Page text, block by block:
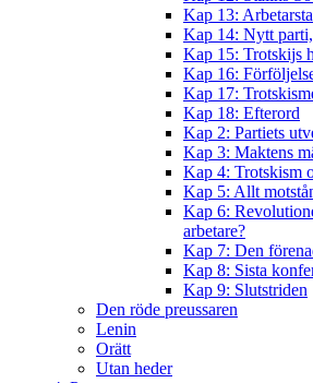
Kap 13:
Kap 14: Nytt
Kap 15: Trotskijs
Kap 16:
Kap 17:
Kap 18: Efterord
Kap 2: Partiets
Kap 3: Maktens
Kap 4: Trotskism
Kap 5: Allt
Kap 6:
arbetare?
Kap 7: Den
Kap 8: Sista
Kap 9: Slutstriden
Den röde preussaren
Lenin
Orätt
Utan heder